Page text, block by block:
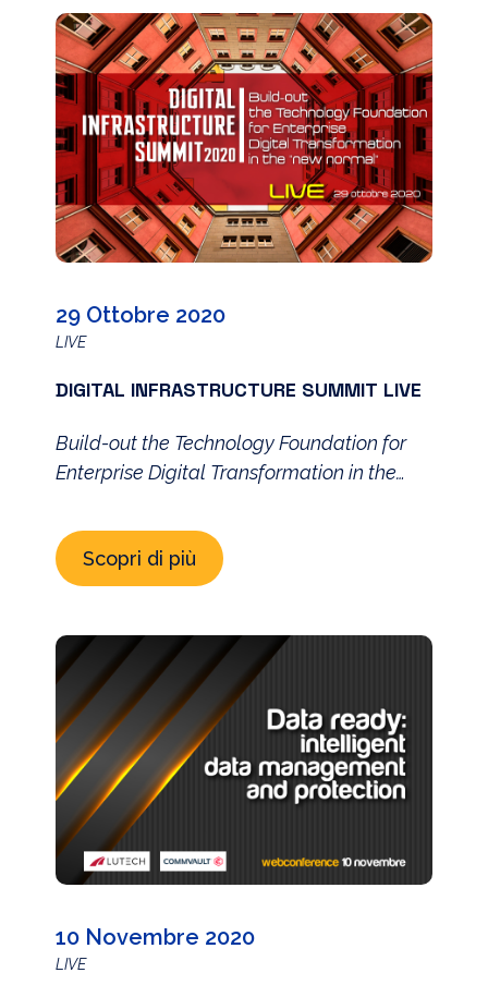
29 Ottobre 2020
LIVE
DIGITAL INFRASTRUCTURE SUMMIT LIVE
Build-out the Technology Foundation for
Enterprise Digital Transformation in the
Scopri di più
10 Novembre 2020
LIVE